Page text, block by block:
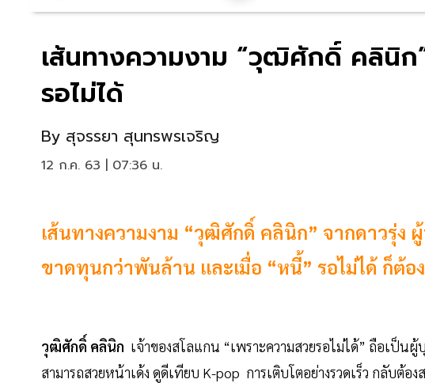
เส้นทางความงาม “วุฒิศักดิ์ คลินิก
รอไม่ได้
By สุจรรยา สุนทรพรเจริญ
12 ก.ค. 63 | 07:36 น.
เส้นทางความงาม “วุฒิศักดิ์ คลินิก” จากดาวรุ่ง
ขาดทุนกว่าพันล้าน และเมื่อ “หนี้” รอไม่ได้ ก็ต้อ
วุฒิศักดิ์ คลินิก เจ้าของสโลแกน “เพราะความสวยรอไม่ได้” ถือเป็นผู้
สามารถสวยหน้าเด้ง ดูดีเทียบ K-pop การเติบโตอย่างรวดเร็ว กลับต้